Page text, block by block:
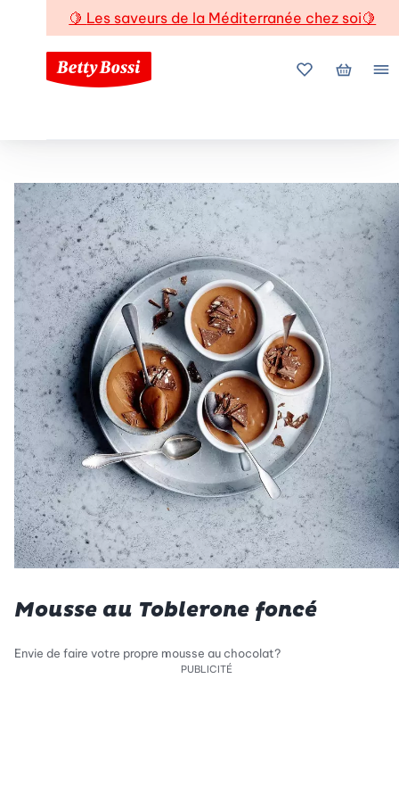
🍋 Les saveurs de la Méditerranée chez soi🍋
Mes favoris
Mon
Mousse au Toblerone foncé
Envie de faire votre propre mousse au chocolat?
PUBLICITÉ